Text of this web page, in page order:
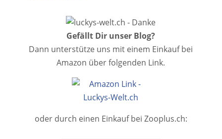
Gefällt Dir unser Blog?
Dann unterstütze uns mit einem Einkauf bei
Amazon über folgenden Link.
oder durch einen Einkauf bei Zooplus.ch: